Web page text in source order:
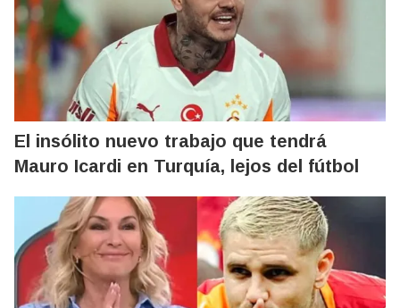
El insólito nuevo trabajo que tendrá
Mauro Icardi en Turquía, lejos del fútbol